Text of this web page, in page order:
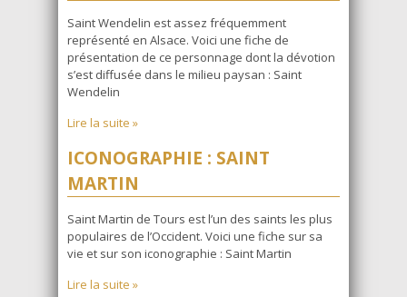
Saint Wendelin est assez fréquemment
représenté en Alsace. Voici une fiche de
présentation de ce personnage dont la dévotion
s’est diffusée dans le milieu paysan : Saint
Wendelin
Lire la suite »
ICONOGRAPHIE : SAINT
MARTIN
Saint Martin de Tours est l’un des saints les plus
populaires de l’Occident. Voici une fiche sur sa
vie et sur son iconographie : Saint Martin
Lire la suite »